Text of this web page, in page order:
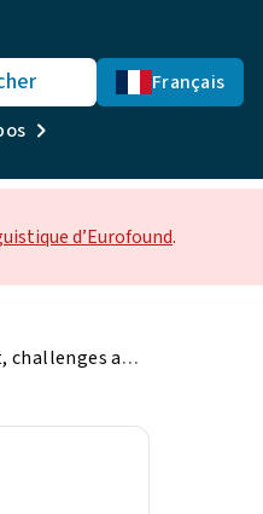
Français
d’Eurofound.
Just transition partnerships: Involvement, challenges and opportunities